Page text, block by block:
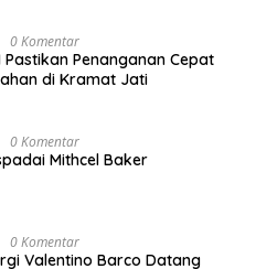
0 Komentar
Pastikan Penanganan Cepat
di Kramat Jati
0 Komentar
Mithcel Baker
0 Komentar
Valentino Barco Datang